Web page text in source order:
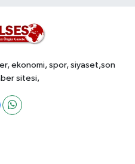
ekonomi, spor, siyaset,son
sitesi,